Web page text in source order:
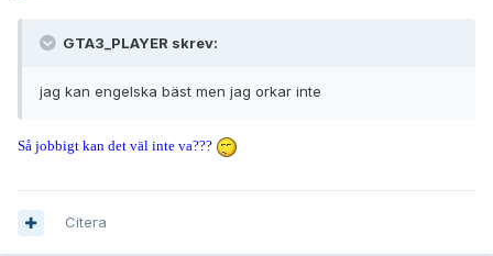
GTA3_PLAYER skrev:
jag kan engelska bäst men jag orkar inte
Så jobbigt kan det väl inte va???
Citera